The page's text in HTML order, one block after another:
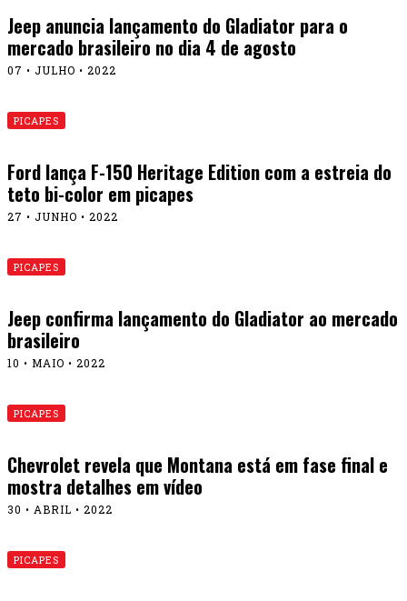
Jeep anuncia lançamento do Gladiator para o
mercado brasileiro no dia 4 de agosto
07 • JULHO • 2022
PICAPES
Ford lança F-150 Heritage Edition com a estreia do
teto bi-color em picapes
27 • JUNHO • 2022
PICAPES
Jeep confirma lançamento do Gladiator ao mercado
brasileiro
10 • MAIO • 2022
PICAPES
Chevrolet revela que Montana está em fase final e
mostra detalhes em vídeo
30 • ABRIL • 2022
PICAPES